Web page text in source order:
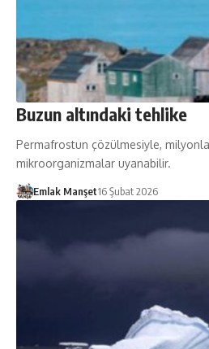
Buzun altındaki tehlike
Permafrostun çözülmesiyle,
mikroorganizmalar uyanabilir.
Emlak Manşet16 Şubat 2026